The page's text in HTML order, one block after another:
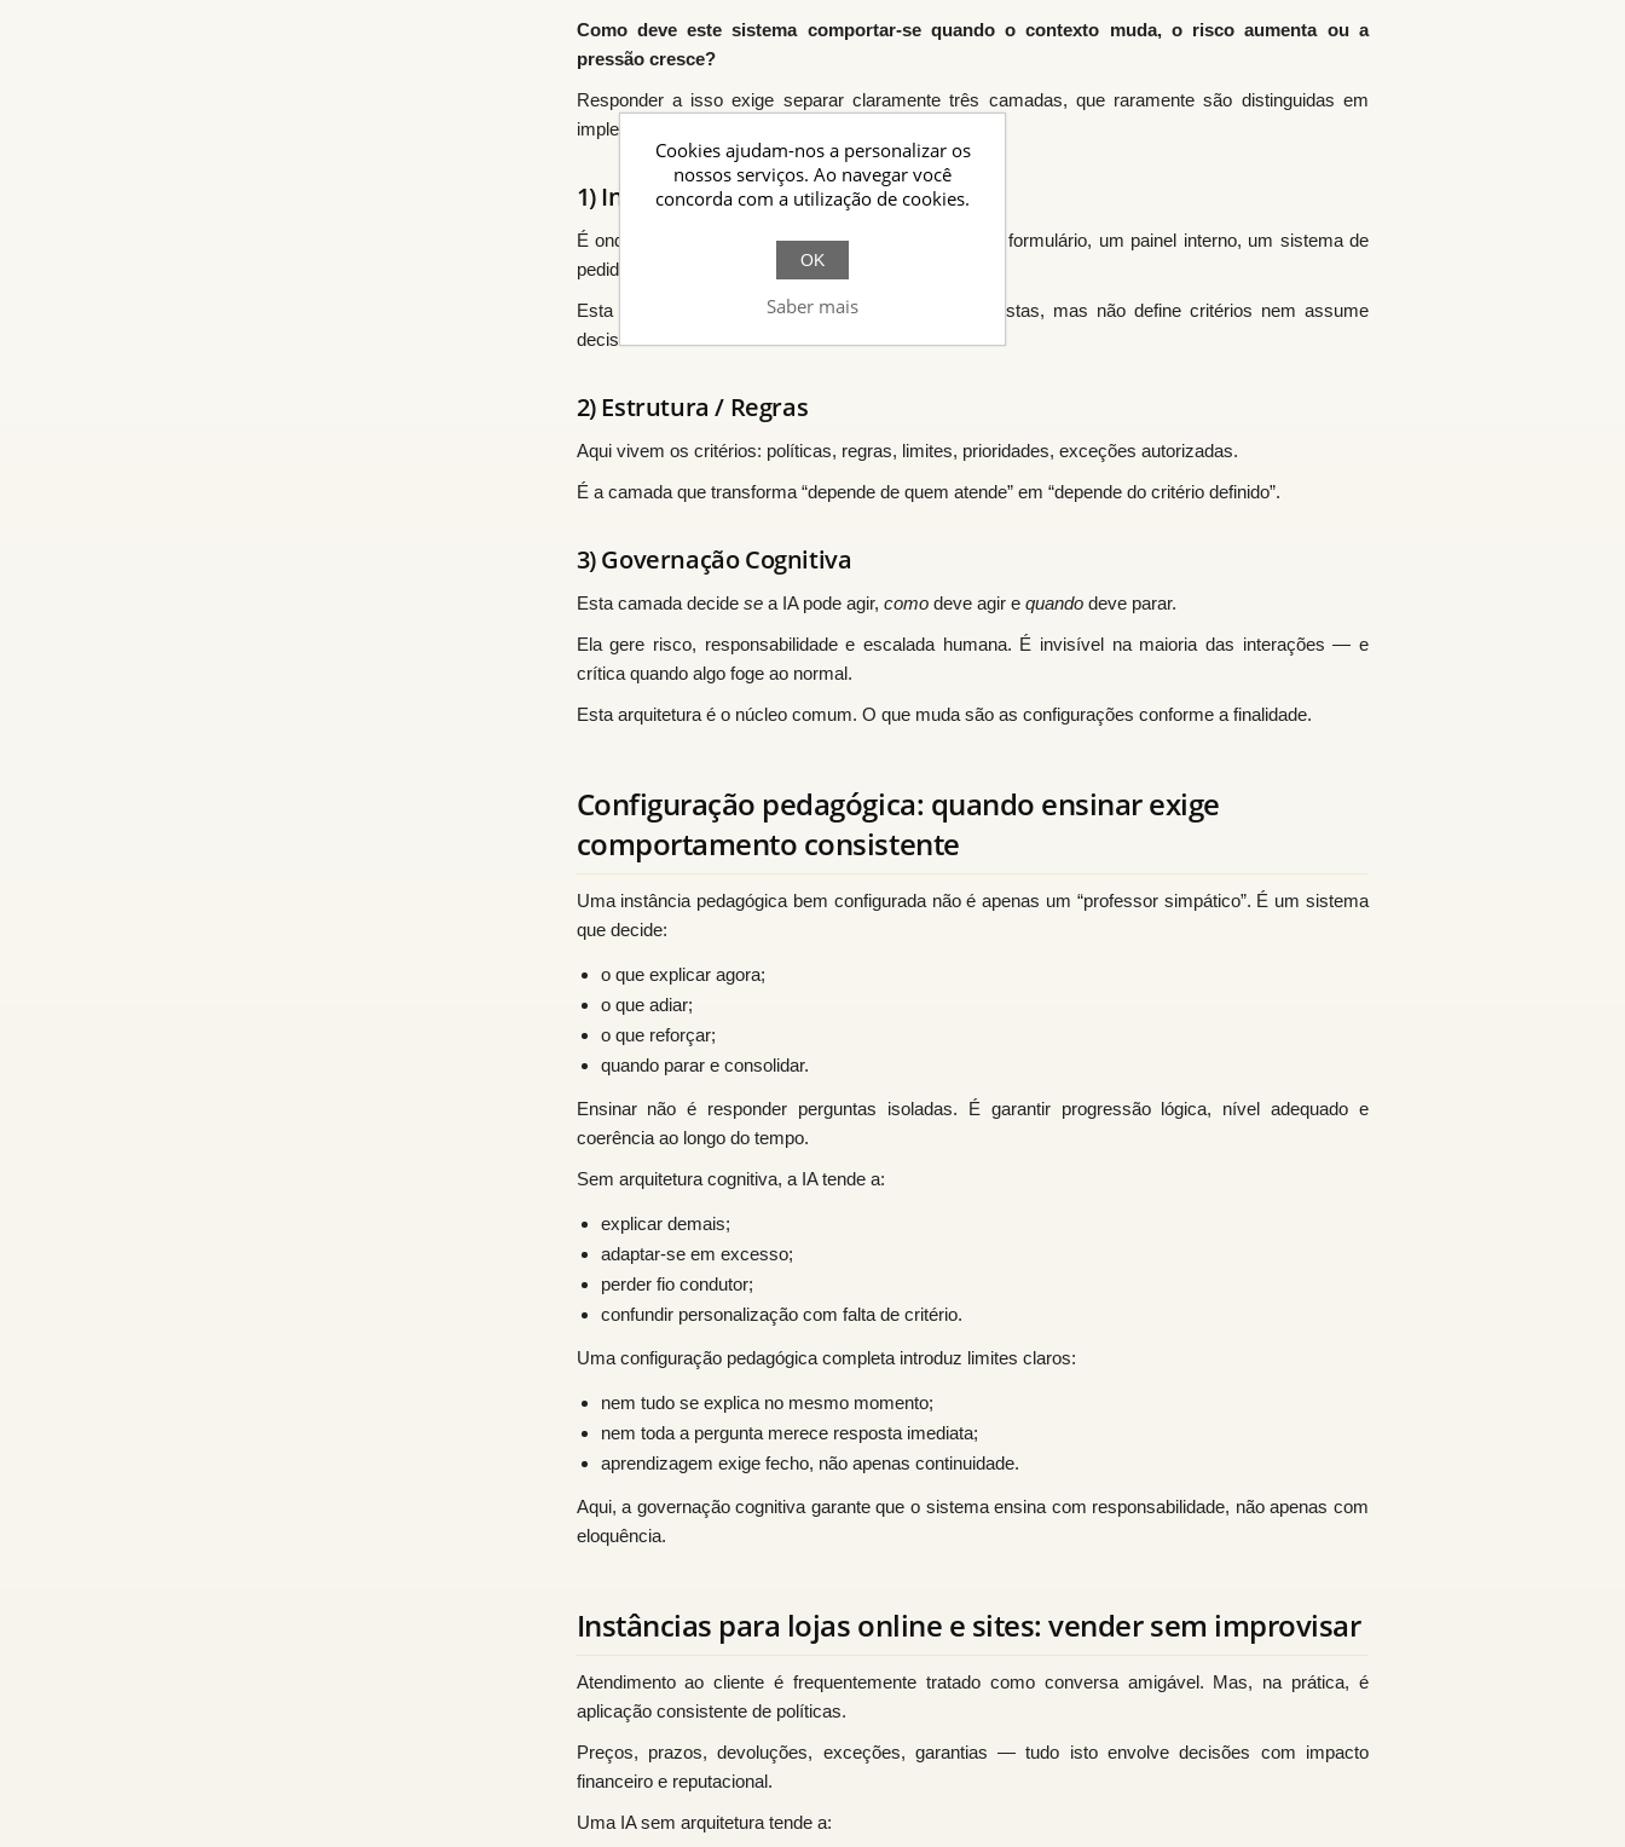
Como deve este sistema comportar-se quando o contexto muda, o risco aumenta ou a
pressão cresce?
Responder a isso exige separar claramente três camadas, que raramente são distinguidas em
implementações tradicionais de IA.
1) Interface / Ação
É onde a interação acontece. Pode ser um chat, um formulário, um painel interno, um sistema de
pedidos ou um website.
Esta camada recolhe informação e apresenta respostas, mas não define critérios nem assume
decisões críticas.
2) Estrutura / Regras
Aqui vivem os critérios: políticas, regras, limites, prioridades, exceções autorizadas.
É a camada que transforma “depende de quem atende” em “depende do critério definido”.
3) Governação Cognitiva
Esta camada decide sea IA pode agir, comodeve agir e quandodeve parar.
Ela gere risco, responsabilidade e escalada humana. É invisível na maioria das interações — e
crítica quando algo foge ao normal.
Esta arquitetura é o núcleo comum. O que muda são as configurações conforme a finalidade.
Configuração pedagógica: quando ensinar exige
comportamento consistente
Uma instância pedagógica bem configurada não é apenas um “professor simpático”. É um sistema
que decide:
o que explicar agora;
o que adiar;
o que reforçar;
quando parar e consolidar.
Ensinar não é responder perguntas isoladas. É garantir progressão lógica, nível adequado e
coerência ao longo do tempo.
Sem arquitetura cognitiva, a IA tende a:
explicar demais;
adaptar-se em excesso;
perder fio condutor;
confundir personalização com falta de critério.
Uma configuração pedagógica completa introduz limites claros:
nem tudo se explica no mesmo momento;
nem toda a pergunta merece resposta imediata;
aprendizagem exige fecho, não apenas continuidade.
Aqui, a governação cognitiva garante que o sistema ensina com responsabilidade, não apenas com
eloquência.
Instâncias para lojas online e sites: vender sem improvisar
Atendimento ao cliente é frequentemente tratado como conversa amigável. Mas, na prática, é
aplicação consistente de políticas.
Preços, prazos, devoluções, exceções, garantias — tudo isto envolve decisões com impacto
financeiro e reputacional.
Uma IA sem arquitetura tende a:
Cookies ajudam-nos a personalizar os
nossos serviços. Ao navegar você
concorda com a utilização de cookies.
OK
Saber mais